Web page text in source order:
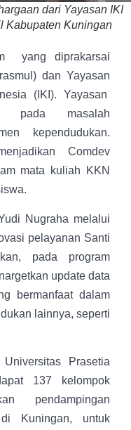
dari Yayasan IKI
Kabupaten Kuningan
yang diprakarsai
dan Yayasan
(IKI). Yayasan
pada masalah
kependudukan.
Comdev
mata kuliah KKN
Nugraha melalui
pelayanan Santi
pada program
update data
bermanfaat dalam
lainnya, seperti
Prasetia
137 kelompok
pendampingan
Kuningan, untuk